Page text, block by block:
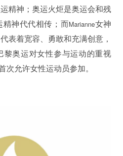
精神；奥运火炬是奥运会和残
精神代代相传；而Marianne女神
表着宽容、勇敢和充满创意，
黎奥运对女性参与运动的重视
允许女性运动员参加。